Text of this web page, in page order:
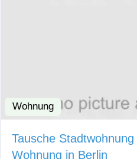
Wohnung
Tausche
Wohnung in Berlin